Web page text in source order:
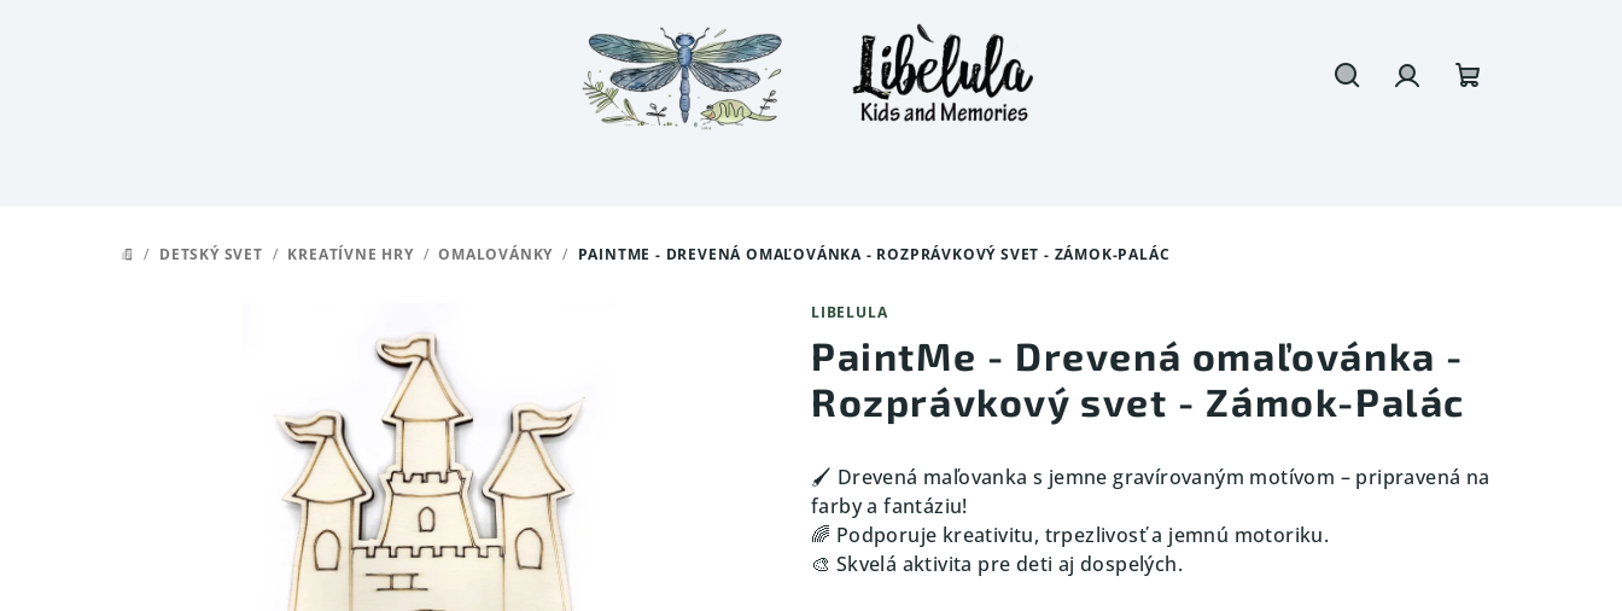
DOMOV
/ DETSKÝ SVET / KREATÍVNE HRY / OMALOVÁNKY / PAINTME - DREVENÁ OMAĽOVÁNKA - ROZPRÁVKOVÝ SVET - ZÁMOK-PALÁC
LIBELULA
PaintMe - Drevená omaľovánka -
Rozprávkový svet - Zámok-Palác
🖌️ Drevená maľovanka s jemne gravírovaným motívom – pripravená na
farby a fantáziu!
🌈 Podporuje kreativitu, trpezlivosť a jemnú motoriku.
🎨 Skvelá aktivita pre deti aj dospelých.